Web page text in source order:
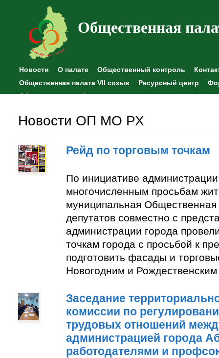
Общественная
Новости О палате Общественный контроль
Общественная палата VII созыв
Ресурсный центр
Общественные наблюдения
Новости ОП МО РХ
Рейд по торговым точкам
По инициативе
многочисленным просьбам
муниципальная Общественная
депутатов совместно с
администрации города
точкам города с просьбой к
подготовить фасады и
Новогодним и
Заседание
комиссии по
трудовых отношений
администрацией города
работодателями и